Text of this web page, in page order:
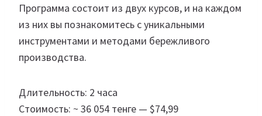
Программа состоит из двух курсов, и на каждом
из них вы познакомитесь с уникальными
инструментами и методами бережливого
производства.
Длительность: 2 часа
Стоимость: ~ 36 054 тенге — $74,99